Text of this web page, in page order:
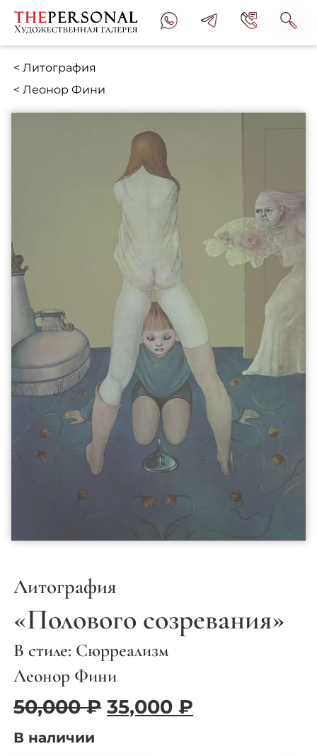
< Литография
< Леонор Фини
Литография
«Полового созревания»
В стиле: Сюрреализм
Леонор Фини
50,000₽ Первоначальная
цена
35,000₽
В наличии